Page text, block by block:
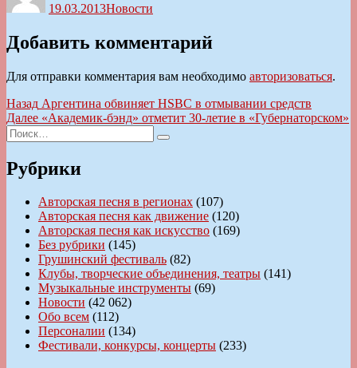
19.03.2013Новости
Добавить комментарий
Для отправки комментария вам необходимо авторизоваться.
Навигация
по
записям
Назад Предыдущая
запись:
Аргентина обвиняет HSBC в отмывании средств
Далее Следующая
«Академик-бэнд» отметит 30-летие в «Губернаторском»
Искать:
Поиск
Рубрики
Авторская песня в регионах (107)
Авторская песня как движение (120)
Авторская песня как искусство (169)
Без рубрики (145)
Грушинский фестиваль (82)
Клубы, творческие объединения, театры (141)
Музыкальные инструменты (69)
Новости (42 062)
Обо всем (112)
Персоналии (134)
Фестивали, конкурсы, концерты (233)